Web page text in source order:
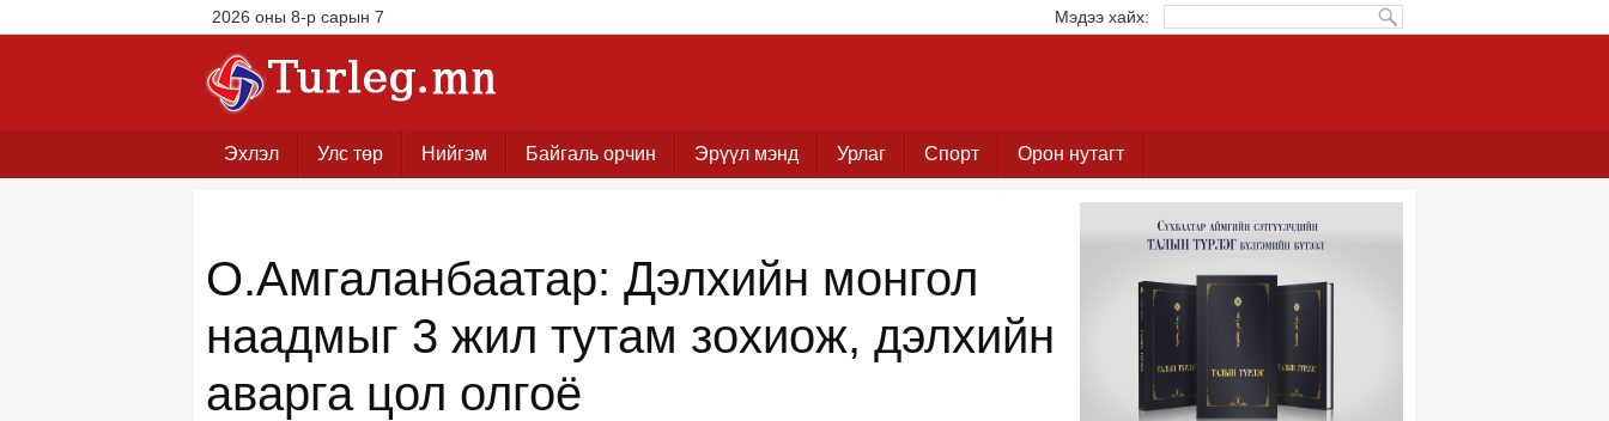
Мэдээ хайх:
2026 оны 8-р сарын 7
Эхлэл Улс төр Нийгэм Байгаль орчин Эрүүл мэнд Урлаг Спорт Орон нутагт
О.Амгаланбаатар: Дэлхийн монгол
наадмыг 3 жил тутам зохиож, дэлхийн
аварга цол олгоё